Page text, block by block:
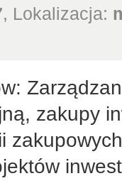
, Lokalizacja:
zakupy